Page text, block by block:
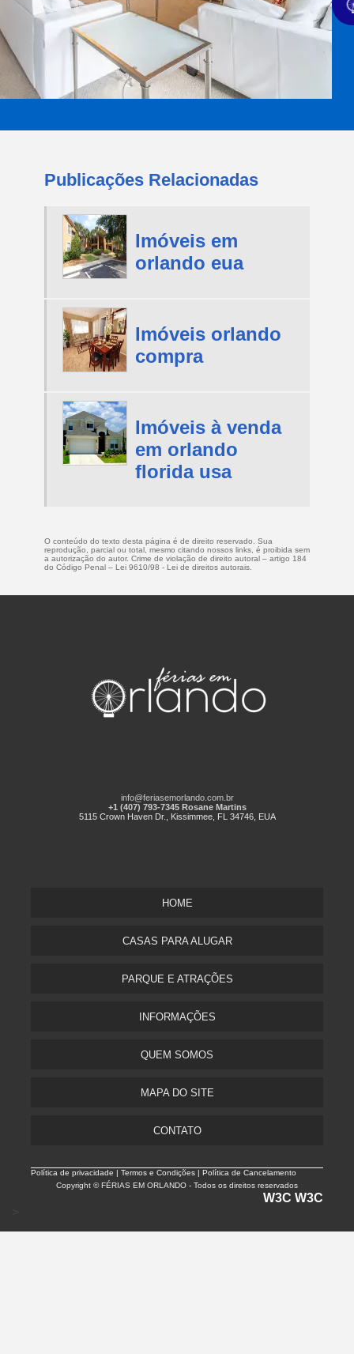
Publicações Relacionadas
Imóveis em
orlando eua
Imóveis orlando
compra
Imóveis à venda
em orlando
florida usa
O conteúdo do texto desta página é de direito reservado. Sua
reprodução, parcial ou total, mesmo citando nossos links, é proibida sem
a autorização do autor. Crime de violação de direito autoral – artigo 184
do Código Penal – Lei 9610/98 - Lei de direitos autorais
info@feriasemorlando.com.br
+1 (407) 793-7345 Rosane Martins
5115 Crown Haven Dr., Kissimmee, FL 34746, EUA
HOME
CASAS PARA ALUGAR
PARQUE E ATRAÇÕES
INFORMAÇÕES
QUEM SOMOS
MAPA DO SITE
CONTATO
Política de privacidade |Termos e Condições | Política de Cancelamento
Copyright © FÉRIAS EM ORLANDO - Todos os direitos reservados
W3C W3C